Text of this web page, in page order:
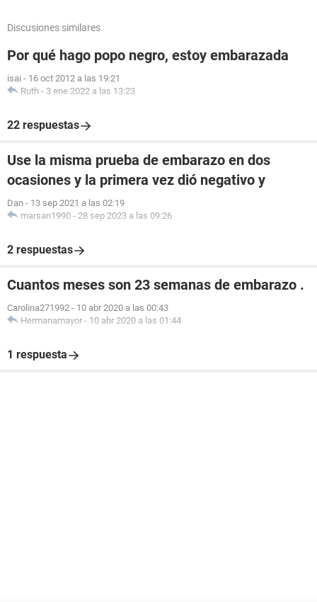
Discusiones similares
Por qué hago popo negro, estoy embarazada
isai - 16 oct 2012 a las 19:21
Ruth - 3 ene 2022 a las 13:23
22 respuestas
Use la misma prueba de embarazo en dos
ocasiones y la primera vez dió negativo y
Dan - 13 sep 2021 a las 02:19
marsan1990 - 28 sep 2023 a las 09:26
2 respuestas
Cuantos meses son 23 semanas de embarazo .
Carolina271992 - 10 abr 2020 a las 00:43
Hermanamayor - 10 abr 2020 a las 01:44
1 respuesta